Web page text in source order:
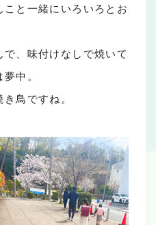
と一緒にいろいろとお
、味付けなしで焼いて
中。
鳥ですね。